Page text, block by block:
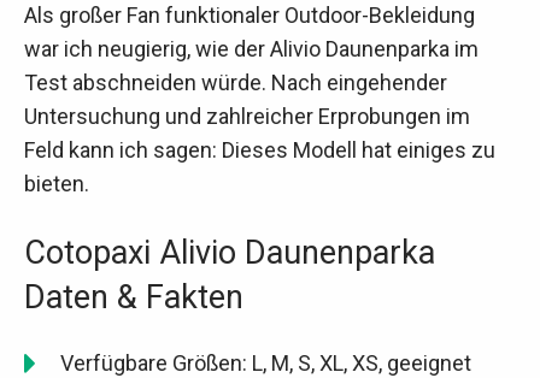
Als großer Fan funktionaler Outdoor-Bekleidung
war ich neugierig, wie der Alivio Daunenparka im
Test abschneiden würde. Nach eingehender
Untersuchung und zahlreicher Erprobungen im
Feld kann ich sagen: Dieses Modell hat einiges zu
bieten.
Cotopaxi Alivio Daunenparka
Daten & Fakten
Verfügbare Größen: L, M, S, XL, XS, geeignet